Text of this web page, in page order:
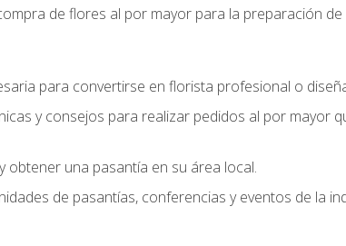
de flores al por mayor para la preparación
para convertirse en florista profesional o
y consejos para realizar pedidos al por mayor
obtener una pasantía en su área local.
de pasantías, conferencias y eventos de la